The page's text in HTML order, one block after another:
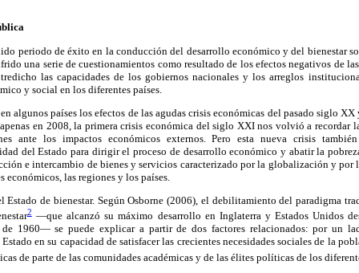
periodo de éxito en la conducción del desarrollo económico y del bienestar
una serie de cuestionamientos como resultado de los efectos negativos de
las capacidades de los gobiernos nacionales y los arreglos
y social en los diferentes países.
algunos países los efectos de las agudas crisis económicas del pasado siglo XX
en 2008, la primera crisis económica del siglo XXI nos volvió a recordar
ante los impactos económicos externos. Pero esta nueva crisis
del Estado para dirigir el proceso de desarrollo económico y abatir la
e intercambio de bienes y servicios caracterizado por la globalización y por
económicos, las regiones y los países.
Estado de bienestar. Según Osborne (2006), el debilitamiento del paradigma
2—que alcanzó su máximo desarrollo en Inglaterra y Estados Unidos
1960— se puede explicar a partir de dos factores relacionados: por un
en su capacidad de satisfacer las crecientes necesidades sociales de la
de parte de las comunidades académicas y de las élites políticas de los